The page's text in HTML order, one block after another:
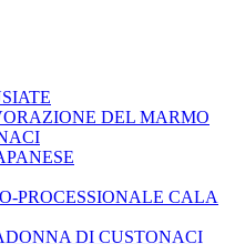
DEL MARMO
PROCESSIONALE CALA
DI CUSTONACI